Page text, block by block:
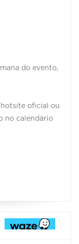
do evento,
oficial ou
no calendário